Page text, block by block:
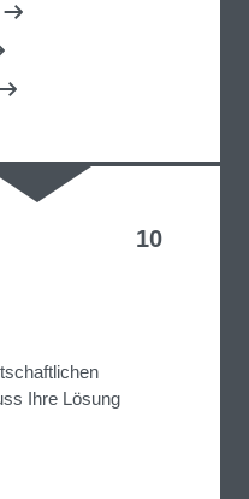
10
Ihre Lösung